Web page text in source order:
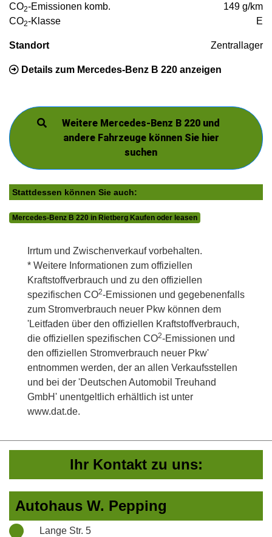
CO2-Emissionen komb.
149 g/km
CO2-Klasse E
Standort Zentrallager
Details zum Mercedes-Benz B 220 anzeigen
Weitere Mercedes-Benz B 220 und
andere Fahrzeuge können Sie hier
suchen
Stattdessen können Sie auch:
Mercedes-Benz B 220 in Rietberg Kaufen oder leasen
Irrtum und Zwischenverkauf vorbehalten.
* Weitere Informationen zum offiziellen
Kraftstoffverbrauch und zu den offiziellen
spezifischen CO2-Emissionen und gegebenenfalls
zum Stromverbrauch neuer Pkw können dem
'Leitfaden über den offiziellen Kraftstoffverbrauch,
die offiziellen spezifischen CO2-Emissionen und
den offiziellen Stromverbrauch neuer Pkw'
entnommen werden, der an allen Verkaufsstellen
und bei der 'Deutschen Automobil Treuhand
GmbH' unentgeltlich erhältlich ist unter
www.dat.de.
Ihr Kontakt zu uns:
Autohaus W. Pepping
Lange Str. 5